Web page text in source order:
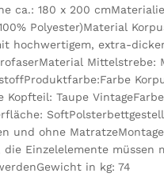
ca.: 180 x 200
Polyester)Material
hochwertigem, extra-
Mittelstrebe:
Kopfteil: Taupe
und ohne
Einzelelemente müssen
in kg: 74